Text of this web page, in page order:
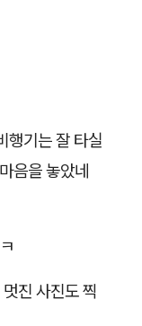
행기는 잘 타실
음을 놓았네
진 사진도 찍